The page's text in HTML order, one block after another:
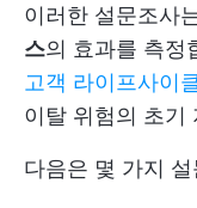
이러한 설문조사
스의 효과를 측정
고객 라이프사이
이탈 위험의 초기
다음은 몇 가지